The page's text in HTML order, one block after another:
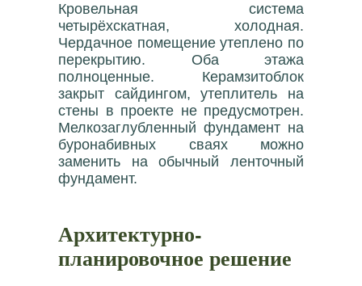
Кровельная система
четырёхскатная, холодная.
Чердачное помещение утеплено по
перекрытию. Оба этажа
полноценные. Керамзитоблок
закрыт сайдингом, утеплитель на
стены в проекте не предусмотрен.
Мелкозаглубленный фундамент на
буронабивных сваях можно
заменить на обычный ленточный
фундамент.
Архитектурно-
планировочное решение